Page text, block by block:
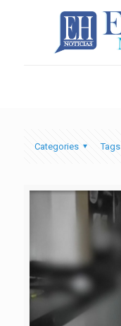
Categories Tags